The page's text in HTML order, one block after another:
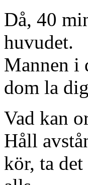
Då, 40
huvudet.
Mannen i
dom la
Vad kan
Håll
kör, ta